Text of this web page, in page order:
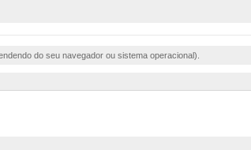
do seu navegador ou sistema operacional).